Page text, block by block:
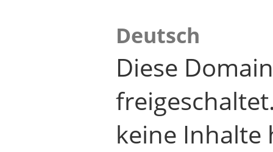
Deutsch
Diese
keine Inhalte